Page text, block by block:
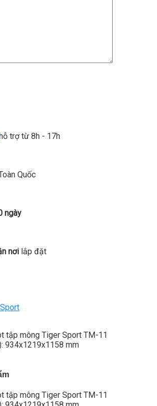
trợ từ 8h - 17h
Quốc
ngày
nơi lắp đặt
tập mông Tiger Sport TM-11
934x1219x1158 mm
tập mông Tiger Sport TM-11